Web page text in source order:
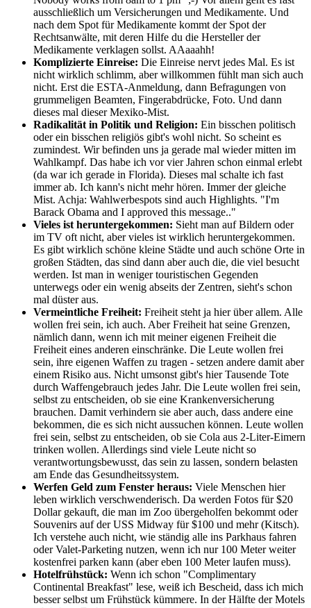
ausschließlich um Versicherungen und Medikamente. Und
nach dem Spot für Medikamente kommt der Spot der
Rechtsanwälte, mit deren Hilfe du die Hersteller der
Medikamente verklagen sollst. AAaaahh!
Komplizierte Einreise: Die Einreise nervt jedes Mal. Es ist
nicht wirklich schlimm, aber willkommen fühlt man sich auch
nicht. Erst die ESTA-Anmeldung, dann Befragungen von
grummeligen Beamten, Fingerabdrücke, Foto. Und dann
dieses mal dieser Mexiko-Mist.
Radikalität in Politik und Religion: Ein bisschen politisch
oder ein bisschen religiös gibt's wohl nicht. So scheint es
zumindest. Wir befinden uns ja gerade mal wieder mitten im
Wahlkampf. Das habe ich vor vier Jahren schon einmal erlebt
(da war ich gerade in Florida). Dieses mal schalte ich fast
immer ab. Ich kann's nicht mehr hören. Immer der gleiche
Mist. Achja: Wahlwerbespots sind auch Highlights. "I'm
Barack Obama and I approved this message.."
Vieles ist heruntergekommen: Sieht man auf Bildern oder
im TV oft nicht, aber vieles ist wirklich heruntergekommen.
Es gibt wirklich schöne kleine Städte und auch schöne Orte in
großen Städten, das sind dann aber auch die, die viel besucht
werden. Ist man in weniger touristischen Gegenden
unterwegs oder ein wenig abseits der Zentren, sieht's schon
mal düster aus.
Vermeintliche Freiheit: Freiheit steht ja hier über allem. Alle
wollen frei sein, ich auch. Aber Freiheit hat seine Grenzen,
nämlich dann, wenn ich mit meiner eigenen Freiheit die
Freiheit eines anderen einschränke. Die Leute wollen frei
sein, ihre eigenen Waffen zu tragen - setzen andere damit aber
einem Risiko aus. Nicht umsonst gibt's hier Tausende Tote
durch Waffengebrauch jedes Jahr. Die Leute wollen frei sein,
selbst zu entscheiden, ob sie eine Krankenversicherung
brauchen. Damit verhindern sie aber auch, dass andere eine
bekommen, die es sich nicht aussuchen können. Leute wollen
frei sein, selbst zu entscheiden, ob sie Cola aus 2-Liter-Eimern
trinken wollen. Allerdings sind viele Leute nicht so
verantwortungsbewusst, das sein zu lassen, sondern belasten
am Ende das Gesundheitssystem.
Werfen Geld zum Fenster heraus: Viele Menschen hier
leben wirklich verschwenderisch. Da werden Fotos für $20
Dollar gekauft, die man im Zoo übergeholfen bekommt oder
Souvenirs auf der USS Midway für $100 und mehr (Kitsch).
Ich verstehe auch nicht, wie ständig alle ins Parkhaus fahren
oder Valet-Parketing nutzen, wenn ich nur 100 Meter weiter
kostenfrei parken kann (aber eben 100 Meter laufen muss).
Hotelfrühstück: Wenn ich schon "Complimentary
Continental Breakfast" lese, weiß ich Bescheid, dass ich mich
besser selbst um Frühstück kümmere. In der Hälfte der Motels